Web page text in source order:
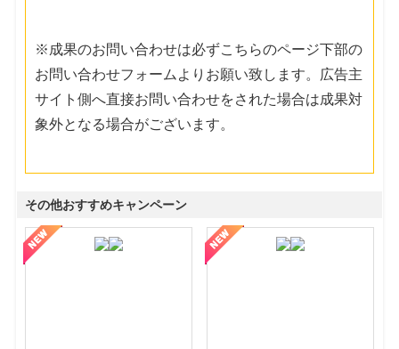
※成果のお問い合わせは必ずこちらのページ下部の
お問い合わせフォームよりお願い致します。広告主
サイト側へ直接お問い合わせをされた場合は成果対
象外となる場合がございます。
その他おすすめキャンペーン